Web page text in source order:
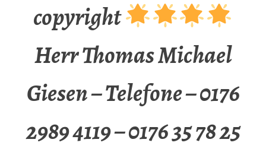
copyright
Herr Thomas Michael
Giesen – Telefone – 0176
2989 4119 – 0176 35 78 25